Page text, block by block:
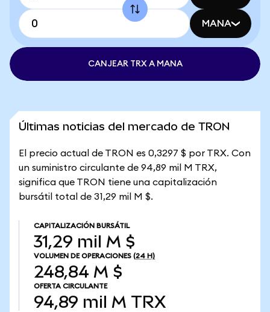
MANA
CANJEAR TRX A MANA
Últimas noticias del mercado de TRON
El precio actual de TRON es 0,3297 $ por TRX. Con
un suministro circulante de 94,89 mil M TRX,
significa que TRON tiene una capitalización
bursátil total de 31,29 mil M $.
CAPITALIZACIÓN BURSÁTIL
31,29 mil M $
VOLUMEN DE OPERACIONES (24 H)
248,84 M $
OFERTA CIRCULANTE
94,89 mil M TRX